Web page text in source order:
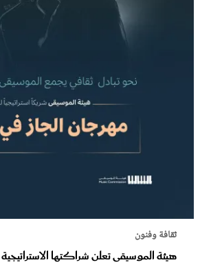
ثقافة وفنون
هيئة الموسيقى تعلن شراكتها